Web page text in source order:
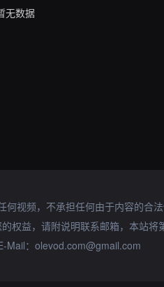
无数据
视频，不承担任何由于内容的合
权益，请附说明联系邮箱，本站将
：olevod.com@gmail.com